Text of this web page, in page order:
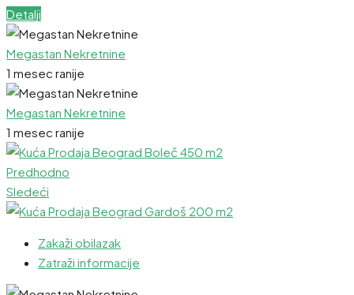
Detalji
Megastan Nekretnine
1 mesec ranije
Megastan Nekretnine
1 mesec ranije
Predhodno
Sledeći
Zakaži obilazak
Zatraži informacije